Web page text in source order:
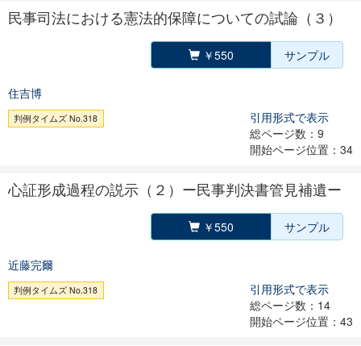
民事司法における憲法的保障についての試論（３）
￥550 サンプル
住吉博
判例タイムズ No.318
引用形式で表示
総ページ数：9
開始ページ位置：34
心証形成過程の説示（２）ー民事判決書管見補遺ー
￥550 サンプル
近藤完爾
判例タイムズ No.318
引用形式で表示
総ページ数：14
開始ページ位置：43